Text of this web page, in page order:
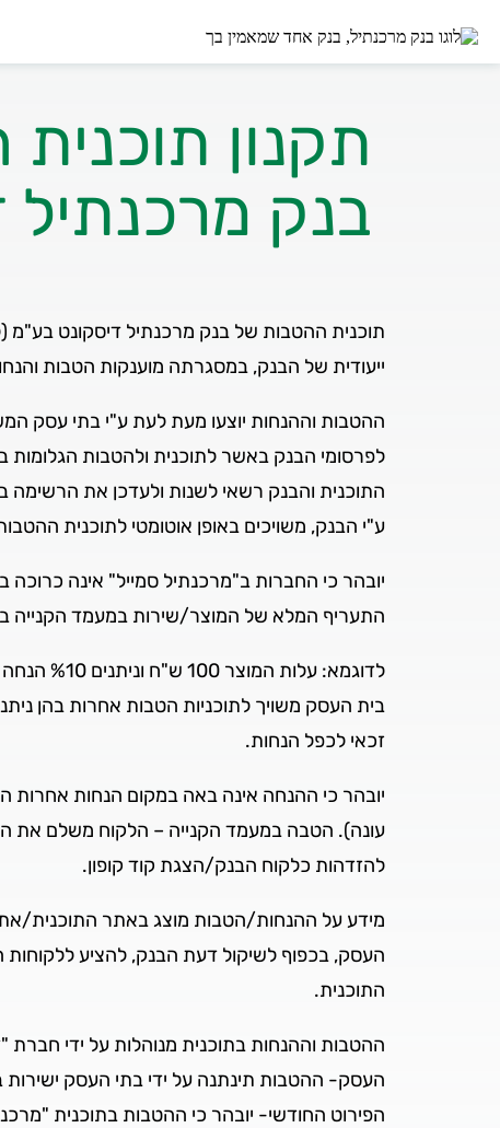
תקנון
בנק מרכנתיל
תוכנית ההטבות של בנק מרכנתיל דיסקונט בע"מ
ייעודית של הבנק, במסגרתה מוענקות הטבות
ההטבות וההנחות יוצעו מעת לעת ע"י בתי עסק
לפרסומי הבנק באשר לתוכנית ולהטבות
התוכנית והבנק רשאי לשנות ולעדכן את
ע"י הבנק, משויכים באופן אוטומטי לתוכנית
יובהר כי החברות ב"מרכנתיל סמייל" אינה
התעריף המלא של המוצר/שירות במעמד הקנייה
בית העסק משויך לתוכניות הטבות אחרות בהן
זכאי לכפל הנחות.
יובהר כי ההנחה אינה באה במקום הנחות אחרות
עונה). הטבה במעמד הקנייה – הלקוח משלם את
להזדהות כלקוח הבנק/הצגת קוד קופון.
מידע על ההנחות/הטבות מוצג באתר התוכנית/
העסק, בכפוף לשיקול דעת הבנק, להציע
התוכנית.
ההטבות וההנחות בתוכנית מנוהלות על ידי
העסק- ההטבות תינתנה על ידי בתי העסק
הפירוט החודשי- יובהר כי ההטבות בתוכנית